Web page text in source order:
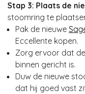
Stap 3: Plaats de
stoomring te
Pak de nieuwe
Eccellente kopen.
Zorg ervoor dat
binnen gericht is.
Duw de nieuwe
dat hij goed vast